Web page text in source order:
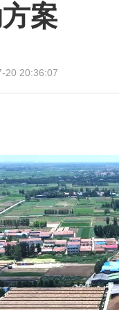
案
20 20:36:07